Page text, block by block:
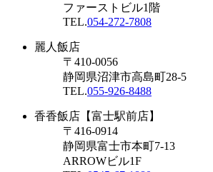
ファーストビル1階
TEL.054-272-7808
麗人飯店
〒410-0056
静岡県沼津市高島町28-5
TEL.055-926-8488
香香飯店【富士駅前店】
〒416-0914
静岡県富士市本町7-13
ARROWビル1F